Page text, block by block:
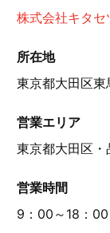
株式会社キタセ
所在地
東京都大田区東
営業エリア
東京都大田区・
営業時間
9：00～18：00